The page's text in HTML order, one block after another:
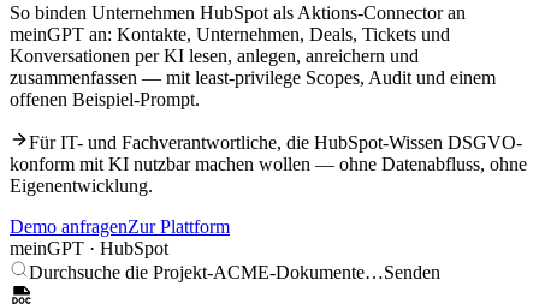
So binden Unternehmen HubSpot als Aktions-Connector an
meinGPT an: Kontakte, Unternehmen, Deals, Tickets und
Konversationen per KI lesen, anlegen, anreichern und
zusammenfassen — mit least-privilege Scopes, Audit und einem
offenen Beispiel-Prompt.
Für IT- und Fachverantwortliche, die HubSpot-Wissen DSGVO-
konform mit KI nutzbar machen wollen — ohne Datenabfluss, ohne
Eigenentwicklung.
Demo anfragenZur Plattform
meinGPT · HubSpot
Durchsuche die Projekt-ACME-Dokumente…Senden